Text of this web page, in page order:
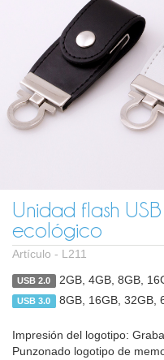
Unidad flash
ecológico
Artículo - L211
USB 2.0 2GB, 4GB, 8GB,
USB 3.0 8GB, 16GB, 32GB,
Impresión del logotipo:
Punzonado logotipo de